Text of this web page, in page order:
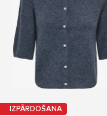
IZPĀRDOŠANA